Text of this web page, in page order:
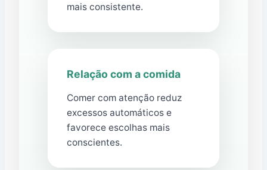
mais consistente.
Relação com a comida
Comer com atenção reduz
excessos automáticos e
favorece escolhas mais
conscientes.